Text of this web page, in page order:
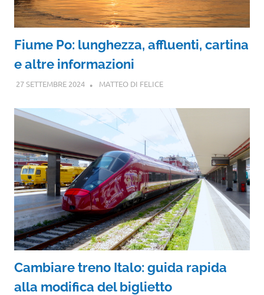
Fiume Po: lunghezza, affluenti, cartina
e altre informazioni
27 SETTEMBRE 2024 MATTEO DI FELICE
Cambiare treno Italo: guida rapida
alla modifica del biglietto